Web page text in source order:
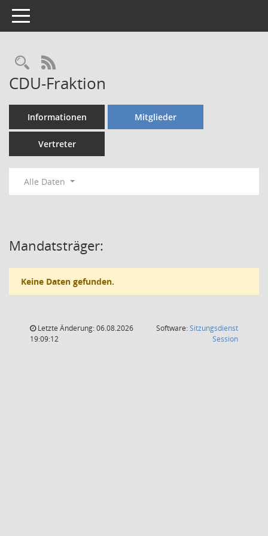
Toggle navigation
Rechercheauswahl
RSS-Feed
CDU-Fraktion
Informationen Mitglieder
Vertreter
Alle Daten
Mandatsträger:
Keine Daten gefunden.
Letzte Änderung: 06.08.2026
19:09:12
Software:Sitzungsdienst
Session(Wird in